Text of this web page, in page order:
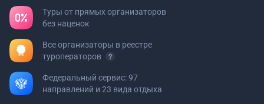
Туры от прямых организаторов
без наценок
Все организаторы в реестре
туроператоров
Федеральный сервис: 97
направлений и 23 вида отдыха